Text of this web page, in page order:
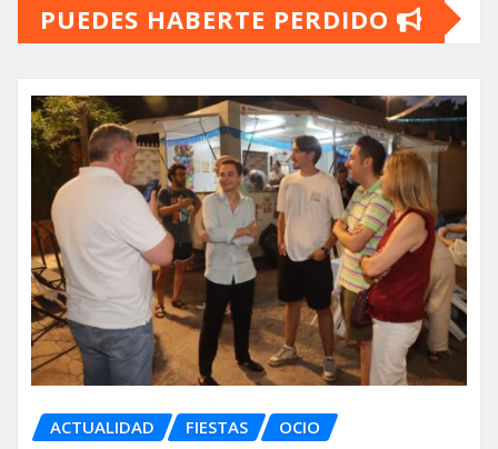
PUEDES HABERTE PERDIDO
ACTUALIDAD FIESTAS OCIO